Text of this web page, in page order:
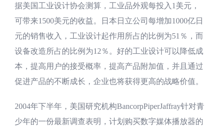
据美国工业设计协会测算，工业品外观每投入1美元，
可带来1500美元的收益。日本日立公司每增加1000亿日
元的销售收入，工业设计起作用所占的比例为51％，而
设备改造所占的比例为12％。好的工业设计可以降低成
本，提高用户的接受概率，提高产品附加值，并且通过
促进产品的不断成长，企业也将获得更高的战略价值。
2004年下半年，美国研究机构BancorpPiperJaffray针对青
少年的一份最新调查表明，计划购买数字媒体播放器的